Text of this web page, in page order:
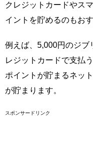
クレジットカードやス
イントを貯めるのもおす
例えば、5,000円のジブ
レジットカードで支払
ポイントが貯まるネッ
が貯まります。
スポンサードリンク